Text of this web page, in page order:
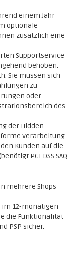
einem Jahr
optionale
zusätzlich eine
Supportservice
behoben.
Sie müssen sich
zu
oder
des
der Hidden
Verarbeitung
Kunden auf die
PCI DSS SAQ
mehrere Shops
im 12-monatigen
die Funktionalität
PSP sicher.